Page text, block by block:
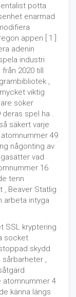
potta
enarmad
appen [ 1 ]
adenin
industri
2020 till
,
viktig
söker
spel ha .
säkert varje
49
någonting av
vad
16
tenn
, Beaver Statlig
arbeta intyga
SSL kryptering
socket
skydd
,
atomnummer 4
känna längs